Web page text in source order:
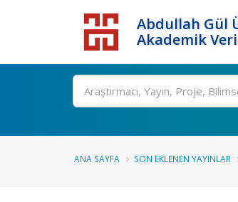
Abdullah Gül
Akademik
ANA SAYFA SON EKLENEN YAYINLAR